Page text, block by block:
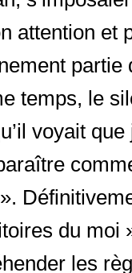
attention et
partie
temps, le
voyait
du moi
les